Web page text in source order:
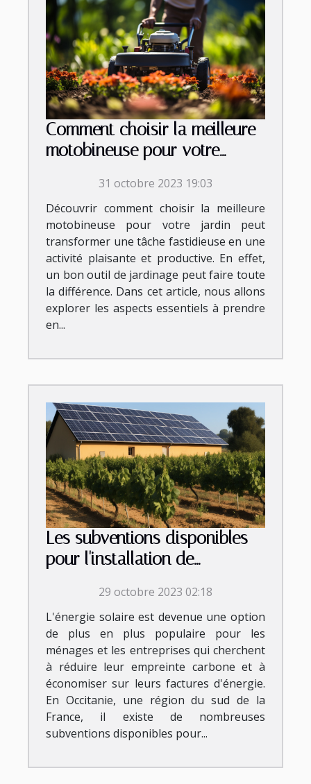
Comment choisir la meilleure
motobineuse pour votre
31 octobre 2023 19:03
Découvrir comment choisir la meilleure
motobineuse pour votre jardin peut
transformer une tâche fastidieuse en une
activité plaisante et productive. En effet,
un bon outil de jardinage peut faire toute
la différence. Dans cet article, nous allons
explorer les aspects essentiels à prendre
en...
Les subventions disponibles
pour l'installation de
Occitanie29 octobre 2023 02:18
L'énergie solaire est devenue une option
de plus en plus populaire pour les
ménages et les entreprises qui cherchent
à réduire leur empreinte carbone et à
économiser sur leurs factures d'énergie.
En Occitanie, une région du sud de la
France, il existe de nombreuses
subventions disponibles pour...